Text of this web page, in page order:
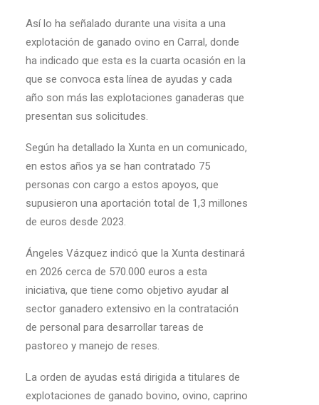
Así lo ha señalado durante una visita a una
explotación de ganado ovino en Carral, donde
ha indicado que esta es la cuarta ocasión en la
que se convoca esta línea de ayudas y cada
año son más las explotaciones ganaderas que
presentan sus solicitudes.
Según ha detallado la Xunta en un comunicado,
en estos años ya se han contratado 75
personas con cargo a estos apoyos, que
supusieron una aportación total de 1,3 millones
de euros desde 2023.
Ángeles Vázquez indicó que la Xunta destinará
en 2026 cerca de 570.000 euros a esta
iniciativa, que tiene como objetivo ayudar al
sector ganadero extensivo en la contratación
de personal para desarrollar tareas de
pastoreo y manejo de reses.
La orden de ayudas está dirigida a titulares de
explotaciones de ganado bovino, ovino, caprino